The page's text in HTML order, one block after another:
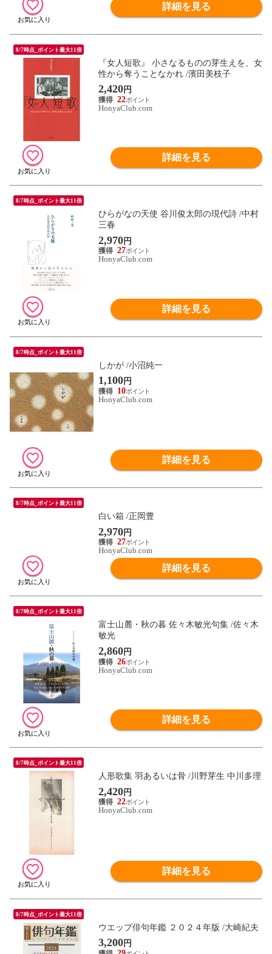
詳細を見る
8/7時点_ポイント最大11倍
『女人短歌』 小さなるものの芽生えを、女
性から奪うことなかれ /濱田美枝子
2,420円
22
HonyaClub.com
詳細を見る
8/7時点_ポイント最大11倍
ひらがなの天使 谷川俊太郎の現代詩 /中村
三春
2,970円
27
HonyaClub.com
詳細を見る
8/7時点_ポイント最大11倍
しかが /小沼純一
1,100円
10
HonyaClub.com
詳細を見る
8/7時点_ポイント最大11倍
白い箱 /正岡豊
2,970円
27
HonyaClub.com
詳細を見る
8/7時点_ポイント最大11倍
富士山麓・秋の暮 佐々木敏光句集 /佐々木
敏光
2,860円
26
HonyaClub.com
詳細を見る
8/7時点_ポイント最大11倍
人形歌集 羽あるいは骨 /川野芽生 中川多理
2,420円
22
HonyaClub.com
詳細を見る
8/7時点_ポイント最大11倍
ウエップ俳句年鑑 ２０２４年版 /大崎紀夫
3,200円